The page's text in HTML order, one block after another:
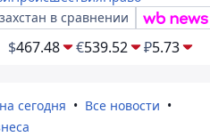
в сравнении
$467.48 €539.52 ₽5.73
сегодня
Все новости